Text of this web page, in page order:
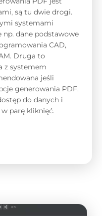
są tu dwie drogi.
systemami
np. dane podstawowe
CAD,
Druga to
z systemem
jeśli
generowania PDF.
do danych i
parę kliknięć.